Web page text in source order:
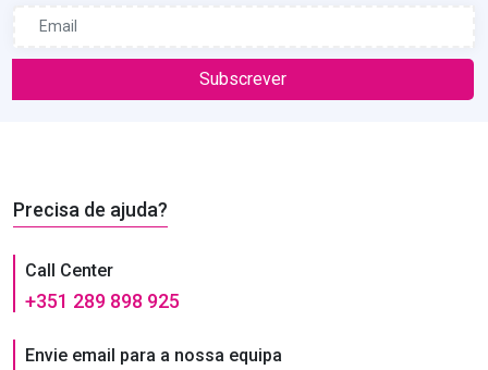
Subscrever
Precisa de ajuda?
Call Center
+351 289 898 925
Envie email para a nossa equipa